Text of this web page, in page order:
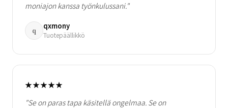
moniajon kanssa työnkulussani."
q qxmony
Tuotepäällikkö
★★★★★
"Se on paras tapa käsitellä ongelmaa. Se on